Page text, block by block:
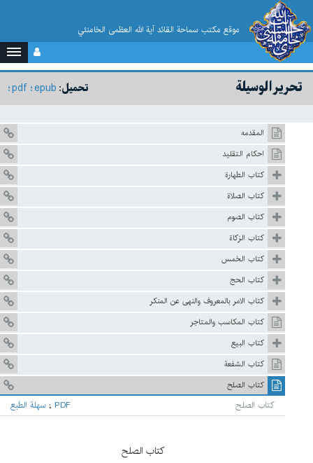
موقع مکتب سماحة القائد آية الله العظمى الخامنئي
تحميل: epub
pdf تحرير الوسيلة
المقدمه
احكام التقليد
كتاب الطهارة
كتاب الصلاة
كتاب الصوم
كتاب الزكاة
كتاب الخمس
كتاب الحج
كتاب الامر بالمعروف والنهى عن المنكر
كتاب المكاسب والمتاجر
كتاب البيع
كتاب الشفعة
كتاب الصلح
كتاب الصلح سهلة الطبع ; PDF
كتاب الصلح